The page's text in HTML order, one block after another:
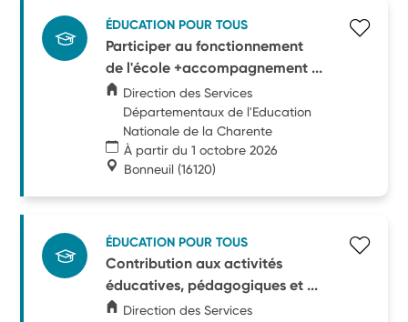
ÉDUCATION POUR TOUS
Participer au fonctionnement
de l'école +accompagnement ...
Direction des Services
Départementaux de l'Education
Nationale de la Charente
À partir du 1 octobre 2026
Bonneuil (16120)
ÉDUCATION POUR TOUS
Contribution aux activités
éducatives, pédagogiques et ...
Direction des Services